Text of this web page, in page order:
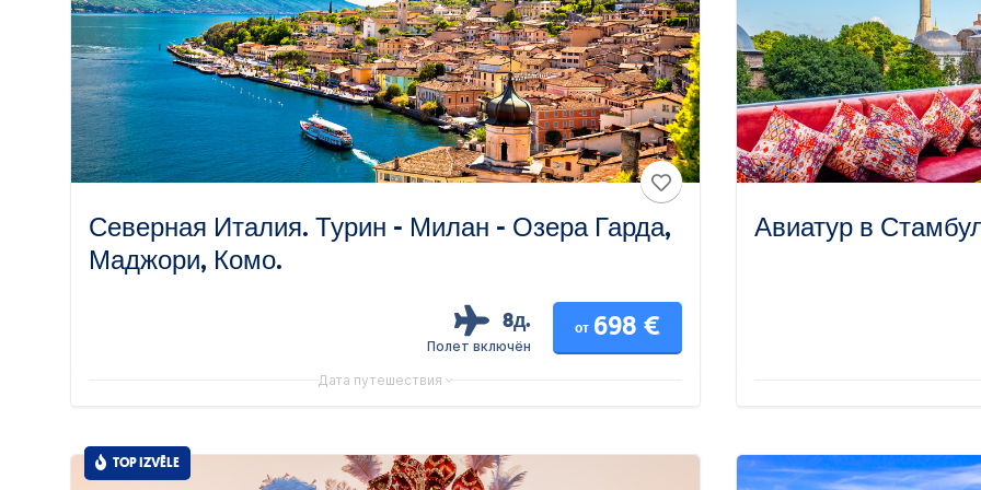
Северная Италия. Турин - Милан - Озера Гарда,
Маджори, Комо.
8д.
Полет включён
от 698 €
Дата путешествия
Авиатур в
TOP IZVĒLE